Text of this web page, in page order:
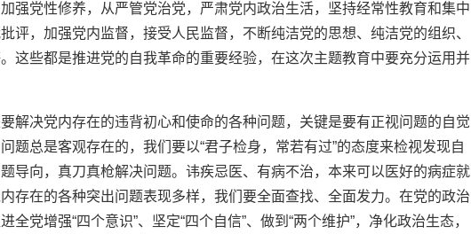
强党性修养，从严管党治党，严肃党内政治生活，坚持经常性教育和集中
评，加强党内监督，接受人民监督，不断纯洁党的思想、纯洁党的组织、
这些都是推进党的自我革命的重要经验，在这次主题教育中要充分运用并
解决党内存在的违背初心和使命的各种问题，关键是要有正视问题的自觉
题总是客观存在的，我们要以“君子检身，常若有过”的态度来检视发现自
导向，真刀真枪解决问题。讳疾忌医、有病不治，本来可以医好的病症就
存在的各种突出问题表现多样，我们要全面查找、全面发力。在党的政治
党增强“四个意识”、坚定“四个自信”、做到“两个维护”，净化政治生态，